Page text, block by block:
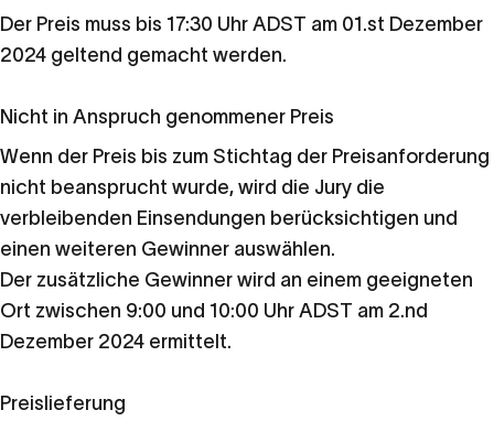
Der Preis muss bis 17:30 Uhr ADST am 01.st Dezember
2024 geltend gemacht werden.
Nicht in Anspruch genommener Preis
Wenn der Preis bis zum Stichtag der Preisanforderung
nicht beansprucht wurde, wird die Jury die
verbleibenden Einsendungen berücksichtigen und
einen weiteren Gewinner auswählen.
Der zusätzliche Gewinner wird an einem geeigneten
Ort zwischen 9:00 und 10:00 Uhr ADST am 2.nd
Dezember 2024 ermittelt.
Preislieferung